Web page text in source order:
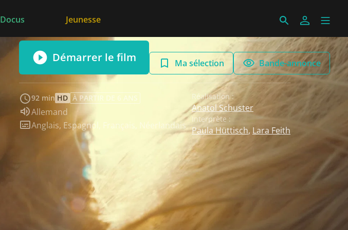
Docus Jeunesse
Démarrer le film Ma sélection Bande-annonce
92 min HD À PARTIR DE 6 ANS
Audio :
Allemand
Sous-titres :
Anglais, Espagnol Français, Néerlandais
Réalisation :
Anatol Schuster
Interprète :
Paula Hüttisch, Lara Feith